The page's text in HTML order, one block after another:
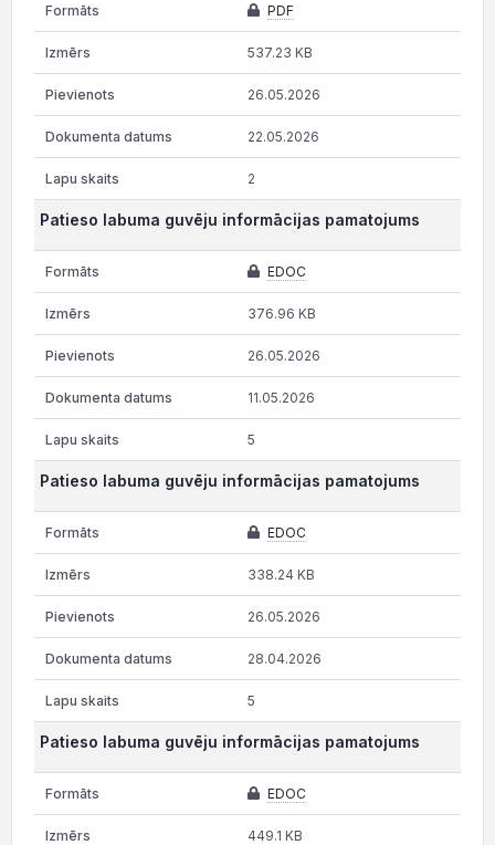
PDF
537.23 KB
26.05.2026
22.05.2026
2
Patieso labuma guvēju informācijas pamatojums
EDOC
376.96 KB
26.05.2026
11.05.2026
5
Patieso labuma guvēju informācijas pamatojums
EDOC
338.24 KB
26.05.2026
28.04.2026
5
Patieso labuma guvēju informācijas pamatojums
EDOC
449.1 KB